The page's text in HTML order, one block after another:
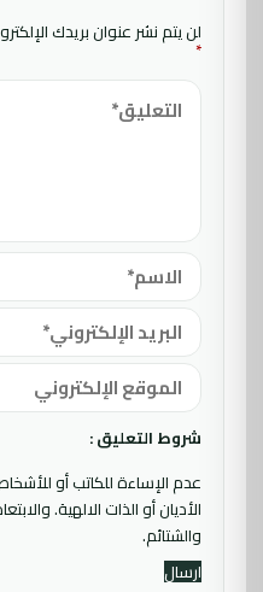
لن يتم نشر عنوان بريدك
*
شروط التعليق :
عدم الإساءة للكاتب أو
الأديان أو الذات الالهية.
والشتائم.